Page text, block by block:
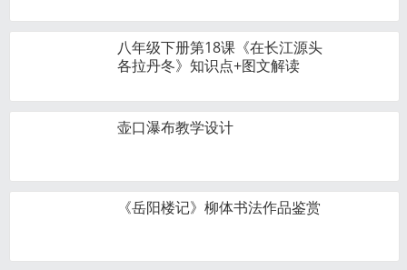
八年级下册第18课《在长江源头
各拉丹冬》知识点+图文解读
壶口瀑布教学设计
《岳阳楼记》柳体书法作品鉴赏